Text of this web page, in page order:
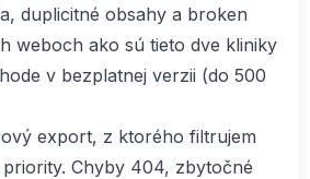
duplicitné obsahy a broken
weboch ako sú tieto dve kliniky
v bezplatnej verzii (do 500
export, z ktorého filtrujem
Chyby 404, zbytočné